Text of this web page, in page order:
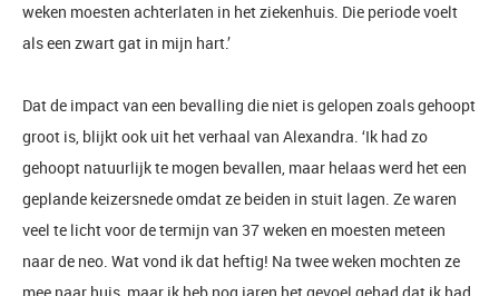
weken moesten achterlaten in het ziekenhuis. Die periode voelt
als een zwart gat in mijn hart.’
Dat de impact van een bevalling die niet is gelopen zoals gehoopt
groot is, blijkt ook uit het verhaal van Alexandra. ‘Ik had zo
gehoopt natuurlijk te mogen bevallen, maar helaas werd het een
geplande keizersnede omdat ze beiden in stuit lagen. Ze waren
veel te licht voor de termijn van 37 weken en moesten meteen
naar de neo. Wat vond ik dat heftig! Na twee weken mochten ze